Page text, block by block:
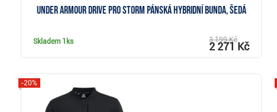
Under Armour Drive Pro Storm pánská hybridní bunda, šedá
Skladem 1ks 3 199 Kč
2 271 Kč
-20%